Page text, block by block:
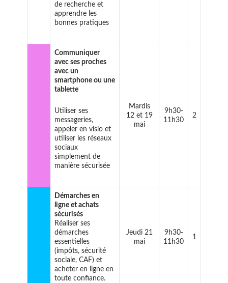
de recherche et
apprendre les
bonnes pratiques
Communiquer
avec ses proches
avec un
smartphone ou une
tablette
Utiliser ses
messageries,
appeler en visio et
utiliser les réseaux
sociaux
simplement de
manière sécurisée
Mardis
12 et 19
mai
9h30-
11h30
2
Démarches en
ligne et achats
sécurisés
Réaliser ses
démarches
essentielles
(impôts, sécurité
sociale, CAF) et
acheter en ligne en
toute confiance.
Jeudi 21
mai
9h30-
11h30
1